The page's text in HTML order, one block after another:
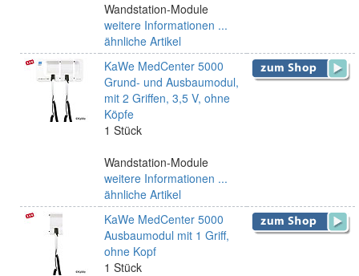
Wandstation-Module
weitere Informationen ...
ähnliche Artikel
KaWe MedCenter 5000
Grund- und Ausbaumodul,
mit 2 Griffen, 3,5 V, ohne
Köpfe
1 Stück
Wandstation-Module
weitere Informationen ...
ähnliche Artikel
KaWe MedCenter 5000
Ausbaumodul mit 1 Griff,
ohne Kopf
1 Stück